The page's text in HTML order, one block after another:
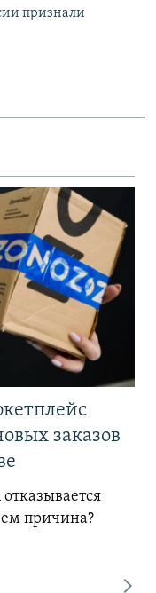
признали
заказов
причина?